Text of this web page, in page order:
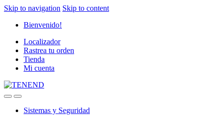
Skip to navigation Skip to content
Bienvenido!
Localizador
Rastrea tu orden
Tienda
Mi cuenta
Sistemas y Seguridad